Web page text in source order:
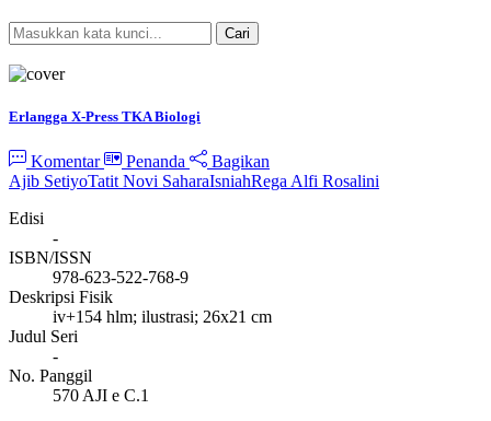
Cari
Erlangga X-Press TKA Biologi
Komentar Penanda
Bagikan
Ajib SetiyoTatit Novi SaharaIsniahRega Alfi Rosalini
Edisi
-
ISBN/ISSN
978-623-522-768-9
Deskripsi Fisik
iv+154 hlm; ilustrasi; 26x21 cm
Judul Seri
-
No. Panggil
570 AJI e C.1